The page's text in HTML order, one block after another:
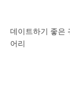
데이트하기 좋은 귀여운 후쿠오카 수제맥주 집, 아오조라 브루
어리